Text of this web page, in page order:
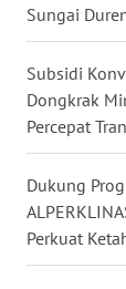
Sungai
Subsidi
Dongkrak
Percepat
Dukung
Perkuat
WN
KARAWANG
WN
BEKASI
WN
BOGOR
WN